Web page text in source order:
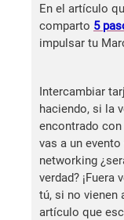
En el artículo
comparto 5
impulsar tu
Intercambiar
haciendo, si la
encontrado
vas a un
networking
verdad? ¡Fuera
tú, si no vienen
artículo que